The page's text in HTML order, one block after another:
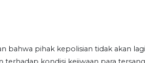
bahwa pihak kepolisian tidak akan